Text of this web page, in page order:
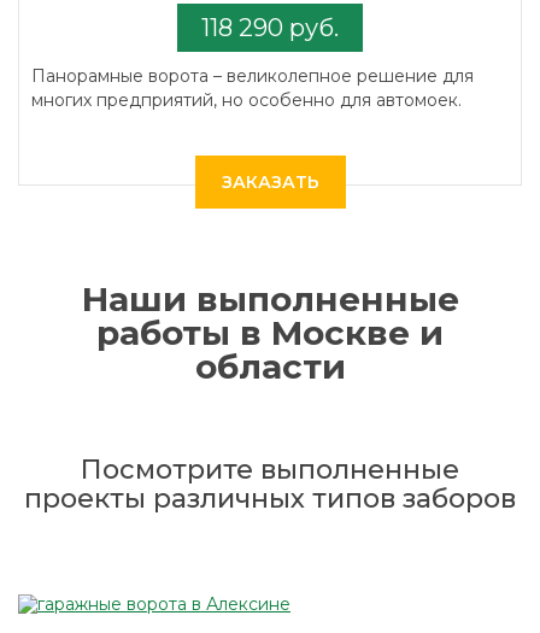
118 290 руб.
Панорамные ворота – великолепное решение для
многих предприятий, но особенно для автомоек.
ЗАКАЗАТЬ
Наши выполненные
работы в Москве и
области
Посмотрите выполненные
проекты различных типов заборов